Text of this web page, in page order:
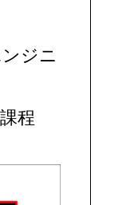
ジニ
程